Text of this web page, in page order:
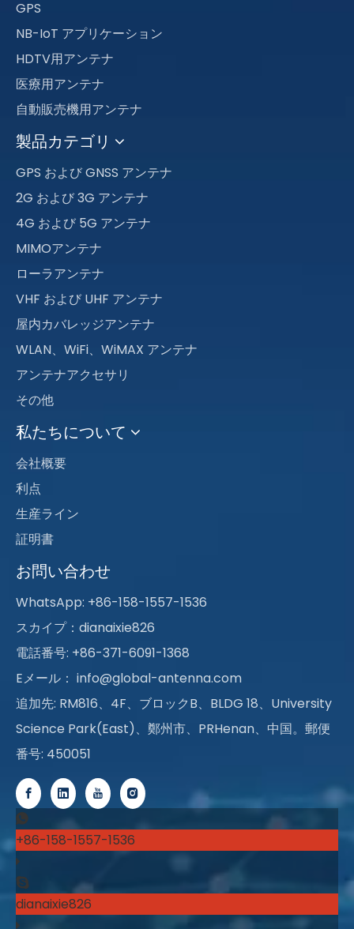
GPS
NB-IoT アプリケーション
HDTV用アンテナ
医療用アンテナ
自動販売機用アンテナ
製品カテゴリ
GPS および GNSS アンテナ
2G および 3G アンテナ
4G および 5G アンテナ
MIMOアンテナ
ローラアンテナ
VHF および UHF アンテナ
屋内カバレッジアンテナ
WLAN、WiFi、WiMAX アンテナ
アンテナアクセサリ
その他
私たちについて
会社概要
利点
生産ライン
証明書
お問い合わせ
WhatsApp: +86-158-1557-1536
スカイプ：dianaixie826
電話番号: +86-371-6091-1368
Eメール： info@global-antenna.com
追加先: RM816、4F、ブロックB、BLDG 18、University
Science Park(East)、鄭州市、PRHenan、中国。郵便
番号: 450051
+86-158-1557-1536
dianaixie826